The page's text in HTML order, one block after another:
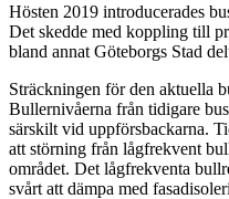
Hösten 2019 introducerades
Det skedde med koppling till
bland annat Göteborgs Stad
Sträckningen för den aktuella
Bullernivåerna från tidigare
särskilt vid uppförsbackarna.
att störning från lågfrekvent
området. Det lågfrekventa
svårt att dämpa med